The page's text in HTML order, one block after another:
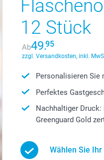
12 Stück
Ab49.95
zzgl. Versandkosten, inkl.
Personalisieren Sie
Perfektes
Nachhaltiger
Greenguard Gold
Wählen Sie